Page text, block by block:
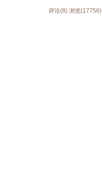
评论(8) 浏览(17756)